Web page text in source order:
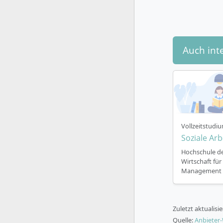
durch
Welche
Auch
Soziale
Hochschule
Wirtschaft für
Management
Zuletzt
Quelle: